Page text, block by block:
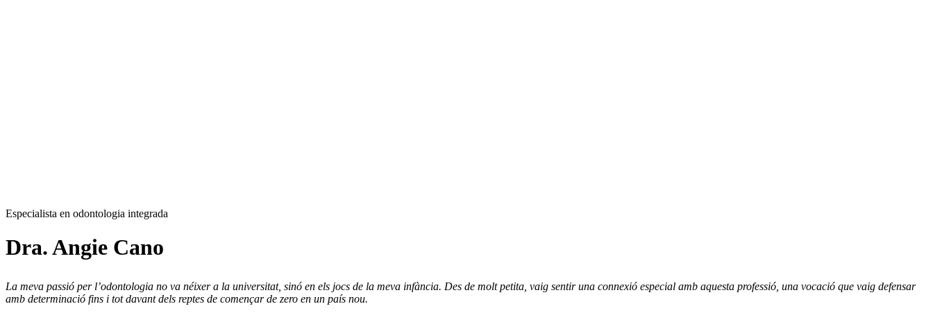
Especialista en odontologia integrada
Dra. Angie Cano
La meva passió per l’odontologia no va néixer a la universitat, sinó en els jocs de la meva infància. Des de molt petita, vaig sentir una connexió especial amb aquesta professió, una vocació que vaig defensar
amb determinació fins i tot davant dels reptes de començar de zero en un país nou.